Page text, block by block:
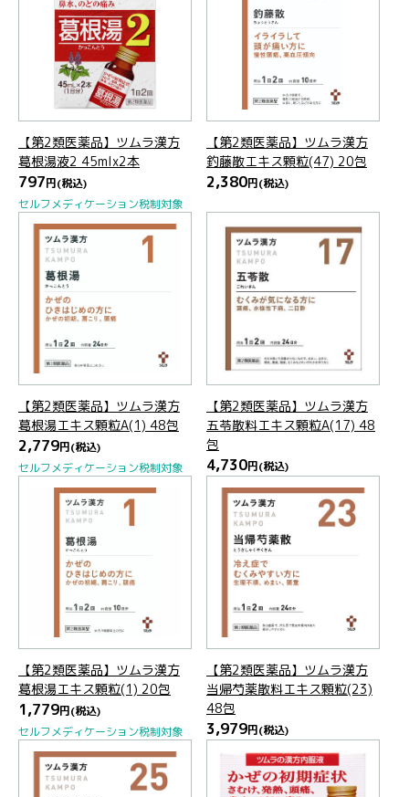
【第2類医薬品】ツムラ漢方
葛根湯液2 45mlx2本
797円(税込)
セルフメディケーション税制対象
【第2類医薬品】ツムラ漢方
釣藤散エキス顆粒(47) 20包
2,380円(税込)
【第2類医薬品】ツムラ漢方
葛根湯エキス顆粒A(1) 48包
2,779円(税込)
セルフメディケーション税制対象
【第2類医薬品】ツムラ漢方
五苓散料エキス顆粒A(17) 48
包
4,730円(税込)
【第2類医薬品】ツムラ漢方
葛根湯エキス顆粒(1) 20包
1,779円(税込)
セルフメディケーション税制対象
【第2類医薬品】ツムラ漢方
当帰芍薬散料エキス顆粒(23)
48包
3,979円(税込)